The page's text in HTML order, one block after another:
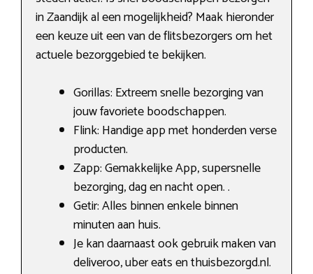
in Zaandijk al een mogelijkheid? Maak hieronder
een keuze uit een van de flitsbezorgers om het
actuele bezorggebied te bekijken.
Gorillas: Extreem snelle bezorging van
jouw favoriete boodschappen.
Flink: Handige app met honderden verse
producten.
Zapp: Gemakkelijke App, supersnelle
bezorging, dag en nacht open. .
Getir: Alles binnen enkele binnen
minuten aan huis.
Je kan daarnaast ook gebruik maken van
deliveroo, uber eats en thuisbezorgd.nl.